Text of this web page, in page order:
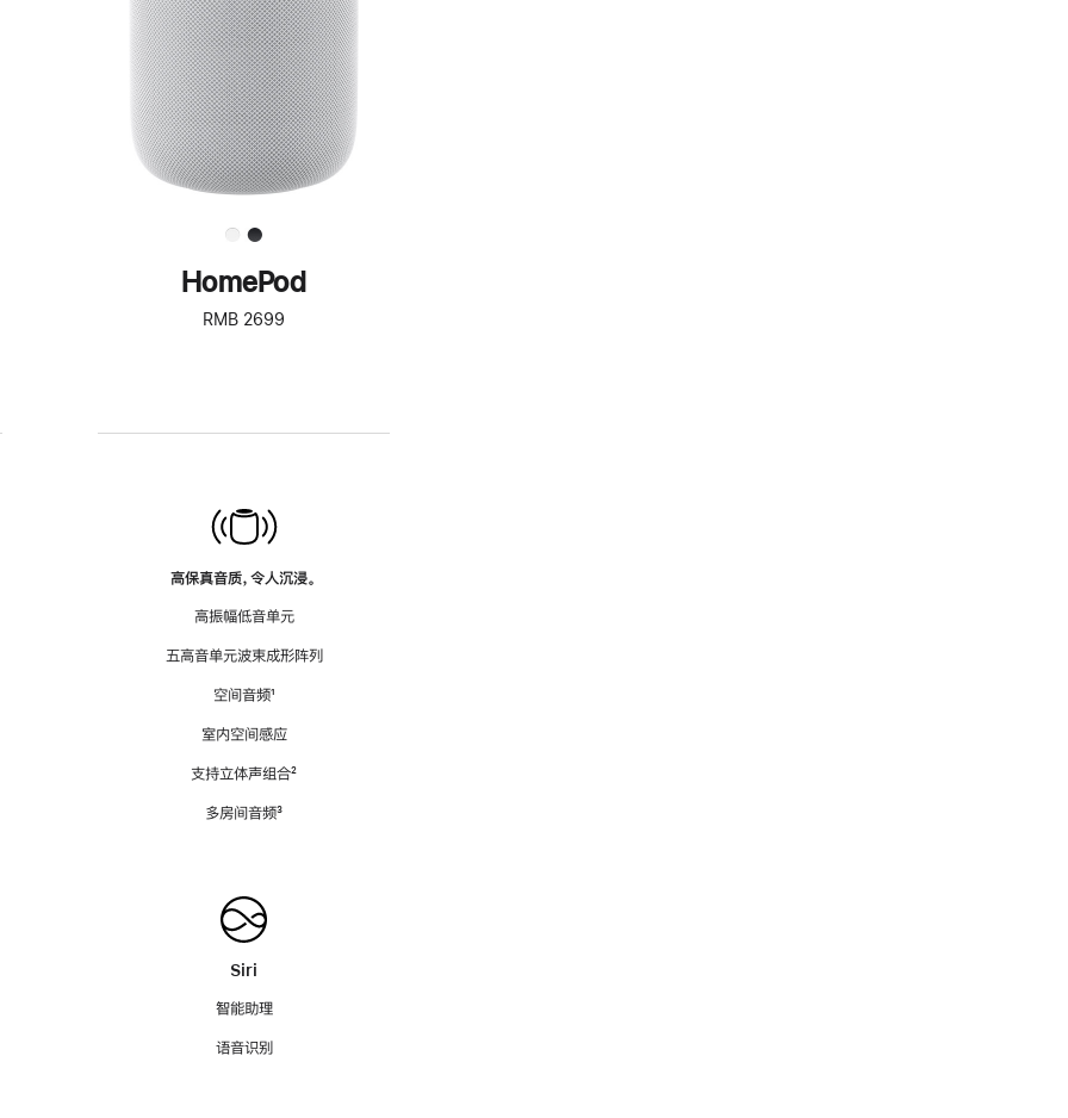
解
HomePod<
HomePod
RMB 2699
高保真音质，令人沉浸。
高振幅低音单元
五高音单元波束成形阵列
空间音频脚
¹
室内空间感应
支持立体声组合脚
²
多房间音频脚
³
Siri
智能助理
语音识别